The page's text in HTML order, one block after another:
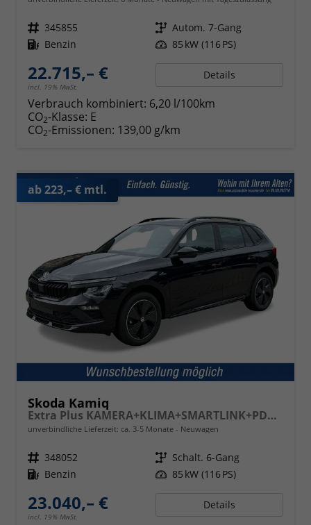
Fahrzeugnr. 345855 Getriebe Autom. 7-Gang
Kraftstoff Benzin Leistung 85 kW (116 PS)
22.715,– €
incl. 19% MwSt.
Details
Verbrauch kombiniert: 6,20 l/100km
CO2-Klasse: E
CO2-Emissionen: 139,00 g/km
ab 223,– € mtl.
Skoda Kamiq
Extra Plus KAMERA+KLIMA+SMARTLINK+PDC+LED+TEMPOMAT
unverbindliche Lieferzeit: ca. 3-5 Monate Neuwagen
Fahrzeugnr. 348052 Getriebe Schalt. 6-Gang
Kraftstoff Benzin Leistung 85 kW (116 PS)
23.040,– €
incl. 19% MwSt.
Details